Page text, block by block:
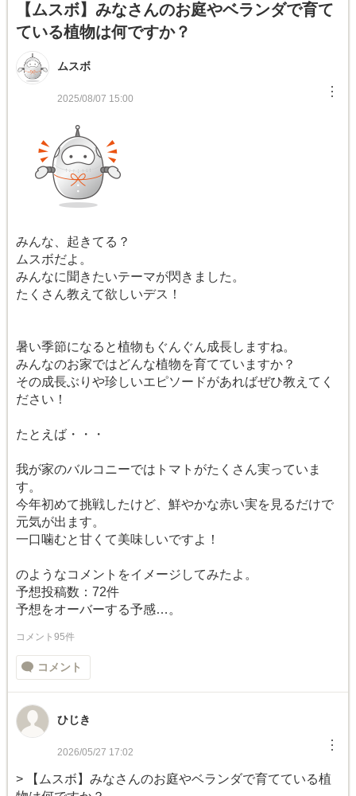
【ムスボ】みなさんのお庭やベランダで育て
ている植物は何ですか？
ムスボ
2025/08/07 15:00 ︙
みんな、起きてる？
ムスボだよ。
みんなに聞きたいテーマが閃きました。
たくさん教えて欲しいデス！
暑い季節になると植物もぐんぐん成長しますね。
みんなのお家ではどんな植物を育てていますか？
その成長ぶりや珍しいエピソードがあればぜひ教えてく
ださい！
たとえば・・・
我が家のバルコニーではトマトがたくさん実っていま
す。
今年初めて挑戦したけど、鮮やかな赤い実を見るだけで
元気が出ます。
一口噛むと甘くて美味しいですよ！
のようなコメントをイメージしてみたよ。
予想投稿数：72件
予想をオーバーする予感…。
コメント95件
コメント
ひじき
2026/05/27 17:02 ︙
> 【ムスボ】みなさんのお庭やベランダで育てている植